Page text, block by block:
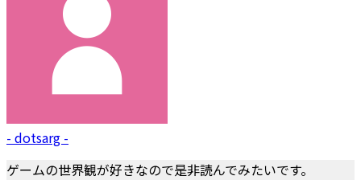
- dotsarg -
ゲームの世界観が好きなので是非読んでみたいです。